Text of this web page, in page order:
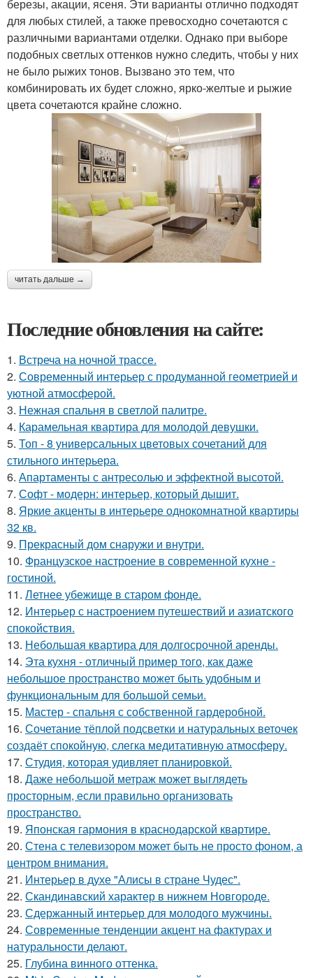
березы, акации, ясеня. Эти варианты отлично подходят
для любых стилей, а также превосходно сочетаются с
различными вариантами отделки. Однако при выборе
подобных светлых оттенков нужно следить, чтобы у них
не было рыжих тонов. Вызвано это тем, что
комбинировать их будет сложно, ярко-желтые и рыжие
цвета сочетаются крайне сложно.
читать дальше →
Последние обновления на сайте:
1. Встреча на ночной трассе.
2. Современный интерьер с продуманной геометрией и
уютной атмосферой.
3. Нежная спальня в светлой палитре.
4. Карамельная квартира для молодой девушки.
5. Топ - 8 универсальных цветовых сочетаний для
стильного интерьера.
6. Апартаменты с антресолью и эффектной высотой.
7. Софт - модерн: интерьер, который дышит.
8. Яркие акценты в интерьере однокомнатной квартиры
32 кв.
9. Прекрасный дом снаружи и внутри.
10. Французское настроение в современной кухне -
гостиной.
11. Летнее убежище в старом фонде.
12. Интерьер с настроением путешествий и азиатского
спокойствия.
13. Небольшая квартира для долгосрочной аренды.
14. Эта кухня - отличный пример того, как даже
небольшое пространство может быть удобным и
функциональным для большой семьи.
15. Мастер - спальня с собственной гардеробной.
16. Сочетание тёплой подсветки и натуральных веточек
создаёт спокойную, слегка медитативную атмосферу.
17. Студия, которая удивляет планировкой.
18. Даже небольшой метраж может выглядеть
просторным, если правильно организовать
пространство.
19. Японская гармония в краснодарской квартире.
20. Стена с телевизором может быть не просто фоном, а
центром внимания.
21. Интерьер в духе "Алисы в стране Чудес".
22. Скандинавский характер в нижнем Новгороде.
23. Сдержанный интерьер для молодого мужчины.
24. Современные тенденции акцент на фактурах и
натуральности делают.
25. Глубина винного оттенка.